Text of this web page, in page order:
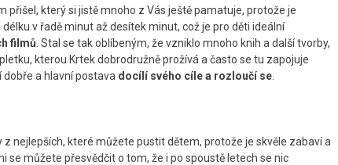
přišel, který si jistě mnoho z Vás ještě pamatuje, protože je
v řadě minut až desítek minut, což je pro děti ideální
filmů . Stal se tak oblíbeným, že vzniklo mnoho knih a další tvorby,
kterou Krtek dobrodružně prožívá a často se tu zapojuje
dobře a hlavní postava docílí svého cíle a rozloučí se
nejlepších, které můžete pustit dětem, protože je skvěle zabaví a
se můžete přesvědčit o tom, že i po spoustě letech se nic